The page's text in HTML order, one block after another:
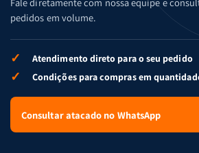
pedidos em volume.
✓ Atendimento direto para o seu pedido
✓ Condições para compras em
Consultar atacado no WhatsApp